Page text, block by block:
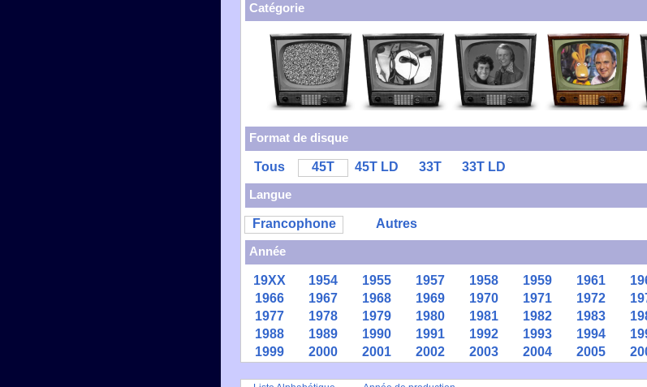
Catégorie
Format de disque
Tous 45T 45T LD 33T
33T LD
Langue
Francophone
Autres
Année
19XX 1954 1955 1957 1958 1959 1961
1966
1967 1968 1969 1970 1971 1972
1977
1978 1979 1980 1981 1982 1983
1988
1989 1990 1991 1992 1993 1994
1999
2000 2001 2002 2003 2004 2005